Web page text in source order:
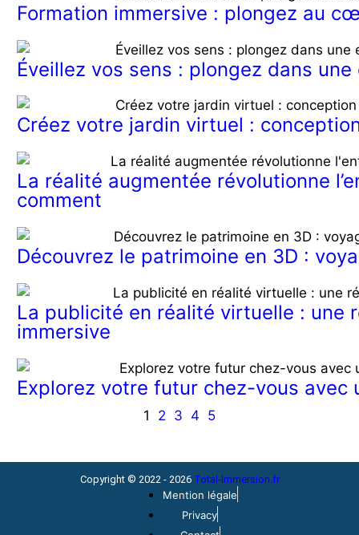
Formation immersive : plongez au
Éveillez vos sens : plongez dans
Créez votre jardin virtuel :
La réalité augmentée révolutionne
comment
Découvrez le patrimoine en 3D :
La publicité en réalité virtuelle : une
immersive
Explorez votre futur chez-vous
1 2 3 4 5
Copyright © 2022 - 2026 Total-Immersion.fr
Mention légale
Privacy